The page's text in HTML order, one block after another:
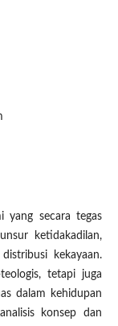
yang secara tegas
ketidakadilan,
kekayaan.
tetapi juga
dalam kehidupan
konsep dan